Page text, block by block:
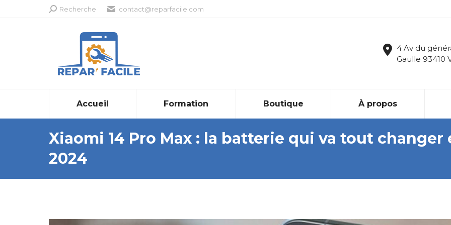
Recherche
Recherche contact@reparfacile.com
4 Av du
Gaulle 93410
Accueil Formation Boutique À propos
Xiaomi 14 Pro Max : la batterie qui va tout changer
2024